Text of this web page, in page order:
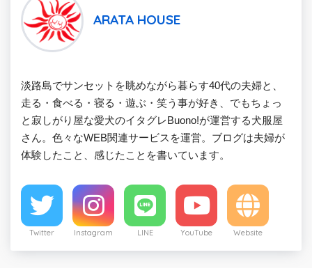
ARATA HOUSE
淡路島でサンセットを眺めながら暮らす40代の夫婦と、
走る・食べる・寝る・遊ぶ・笑う事が好き、でもちょっ
と寂しがり屋な愛犬のイタグレBuono!が運営する犬服屋
さん。色々なWEB関連サービスを運営。ブログは夫婦が
体験したこと、感じたことを書いています。
Twitter Instagram LINE YouTube Website